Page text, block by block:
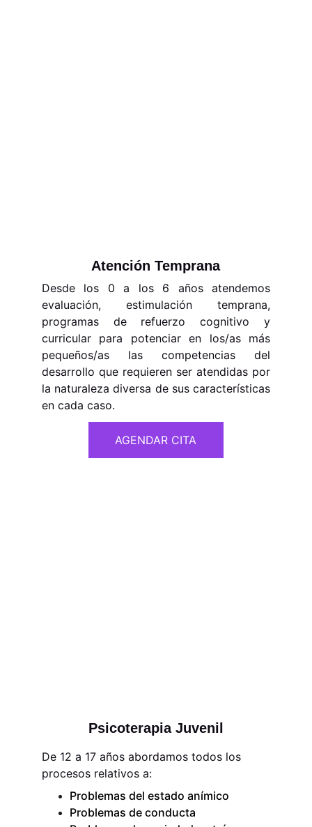
De 12 a 17 años abordamos todos los
procesos relativos a:
Problemas del estado anímico
Problemas de conducta
Atención Temprana
Desde los 0 a los 6 años atendemos
evaluación, estimulación temprana,
programas de refuerzo cognitivo y
curricular para potenciar en los/as más
pequeños/as las competencias del
desarrollo que requieren ser atendidas por
la naturaleza diversa de sus características
en cada caso.
Psicoterapia Juvenil
AGENDAR CITA